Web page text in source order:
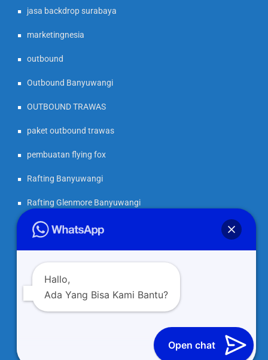
jasa backdrop surabaya
marketingnesia
outbound
Outbound Banyuwangi
OUTBOUND TRAWAS
paket outbound trawas
pembuatan flying fox
Rafting Banyuwangi
Rafting Glenmore Banyuwangi
Rafting Pekalen Probolinggo
Rafting Songgon Banyuwangi
Sewa Electone
Uncategorized
Hallo,
Ada Yang Bisa Kami Bantu?
Open chat